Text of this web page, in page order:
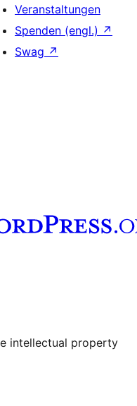
Veranstaltungen
Spenden (engl.) ↗
Swag ↗
besuchen
Konto besuchen
intellectual property